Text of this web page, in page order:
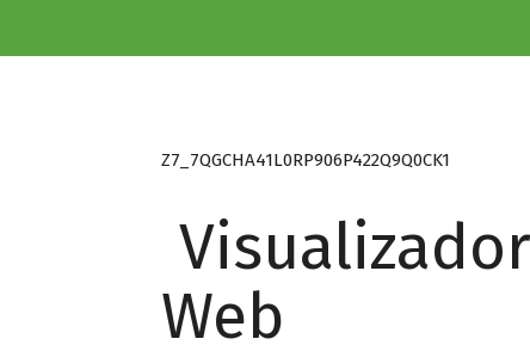
Z7_7QGCHA41L0RP906P422Q9Q0CK1
Web